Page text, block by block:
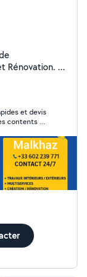
Je
ou pour
et devis
contents de
Merci !